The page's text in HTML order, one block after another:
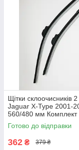
Щітки склоочисників
Jaguar X-Type 2001-
560/480 мм Комплект
безкаркасних
(кріплення гачок)
Готово до відправки
362 ₴ 379 ₴